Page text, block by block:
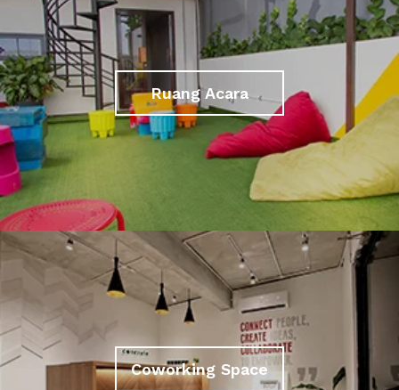
Ruang Acara
Coworking Space